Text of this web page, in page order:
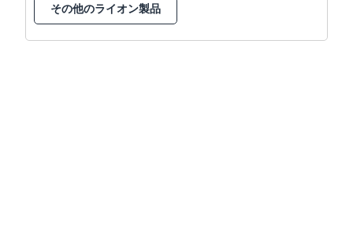
その他のライオン製品